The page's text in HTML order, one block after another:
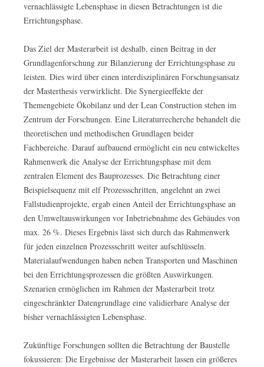
vernachlässigte Lebensphase in diesen Betrachtungen ist die
Errichtungsphase.
Das Ziel der Masterarbeit ist deshalb, einen Beitrag in der
Grundlagenforschung zur Bilanzierung der Errichtungsphase zu
leisten. Dies wird über einen interdisziplinären Forschungsansatz
der Masterthesis verwirklicht. Die Synergieeffekte der
Themengebiete Ökobilanz und der Lean Construction stehen im
Zentrum der Forschungen. Eine Literaturrecherche behandelt die
theoretischen und methodischen Grundlagen beider
Fachbereiche. Darauf aufbauend ermöglicht ein neu entwickeltes
Rahmenwerk die Analyse der Errichtungsphase mit dem
zentralen Element des Bauprozesses. Die Betrachtung einer
Beispielsequenz mit elf Prozessschritten, angelehnt an zwei
Fallstudienprojekte, ergab einen Anteil der Errichtungsphase an
den Umweltauswirkungen vor Inbetriebnahme des Gebäudes von
max. 26 %. Dieses Ergebnis lässt sich durch das Rahmenwerk
für jeden einzelnen Prozessschritt weiter aufschlüsseln.
Materialaufwendungen haben neben Transporten und Maschinen
bei den Errichtungsprozessen die größten Auswirkungen.
Szenarien ermöglichen im Rahmen der Masterarbeit trotz
eingeschränkter Datengrundlage eine validierbare Analyse der
bisher vernachlässigten Lebensphase.
Zukünftige Forschungen sollten die Betrachtung der Baustelle
fokussieren: Die Ergebnisse der Masterarbeit lassen ein größeres